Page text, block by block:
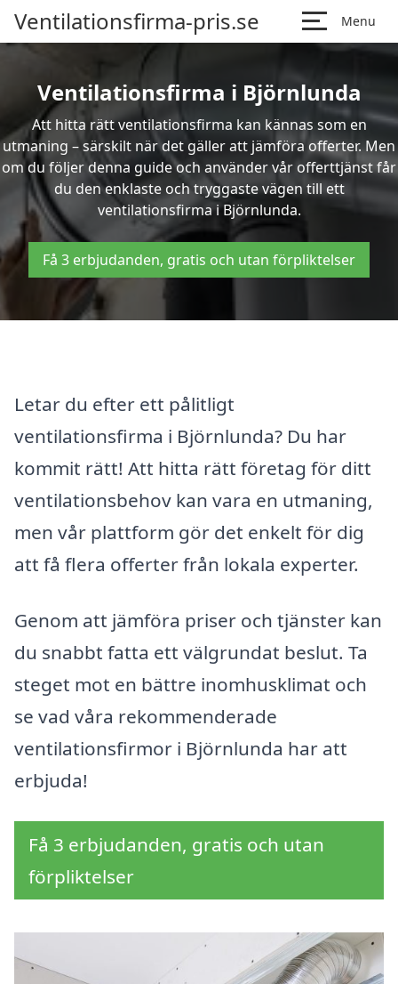
Ventilationsfirma-pris.se Menu
Ventilationsfirma i Björnlunda
Att hitta rätt ventilationsfirma kan kännas som en
utmaning – särskilt när det gäller att jämföra offerter. Men
om du följer denna guide och använder vår offerttjänst får
du den enklaste och tryggaste vägen till ett
ventilationsfirma i Björnlunda.
Få 3 erbjudanden, gratis och utan förpliktelser
Letar du efter ett pålitligt
ventilationsfirma i Björnlunda? Du har
kommit rätt! Att hitta rätt företag för ditt
ventilationsbehov kan vara en utmaning,
men vår plattform gör det enkelt för dig
att få flera offerter från lokala experter.
Genom att jämföra priser och tjänster kan
du snabbt fatta ett välgrundat beslut. Ta
steget mot en bättre inomhusklimat och
se vad våra rekommenderade
ventilationsfirmor i Björnlunda har att
erbjuda!
Få 3 erbjudanden, gratis och utan
förpliktelser